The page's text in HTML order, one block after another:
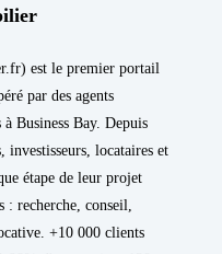
est le premier portail
par des agents
Business Bay. Depuis
investisseurs, locataires et
étape de leur projet
recherche, conseil,
+10 000 clients